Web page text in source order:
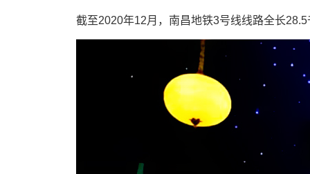
截至2020年12月，南昌地铁3号线线路全长